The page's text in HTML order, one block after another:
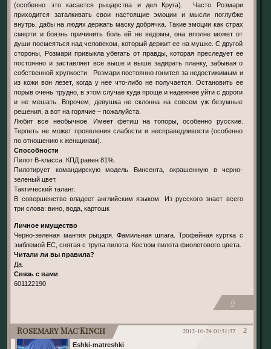
(особенно это касается рыцарства и дел Круга). Часто Розмари
приходится заталкивать свои настоящие эмоции и мысли поглубже
внутрь, дабы на людях держать маску добрячка. Такие эмоции как страх
смерти и боязнь причинить боль ей не ведомы, она вполне может от
души посмеяться над человеком, который держит ее на мушке. С другой
стороны, Розмари привыкла убегать от правды, которая преследует ее
постоянно и заставляет все выше и выше задирать планку, забывая о
собственной хрупкости. Розмари постоянно гонится за недостижимым и
из кожи вон лезет, когда у нее что-либо не получается. Остановить ее
порыв очень трудно, в этом случае куда проще и надежнее уйти с дороги
и не мешать. Впрочем, девушка не склонна на совсем уж безумные
решения, а вот на горячие – пожалуйста.
Любит все необычное. Имеет фетиш на топоры, особенно русские.
Терпеть не может проявления слабости и несправедливости (особенно
по отношению к женщинам).
Способности
Пилот B-класса. КПД равен 81%.
Пилотирует командирскую модель Винсента, окрашенную в черно-
зеленый цвет.
Тактический талант.
В совершенстве владеет английским языком. Из русского знает всего
три слова: вино, вода, картошк
Личное имущество
Черно-зеленая мантия рыцаря. Фамильная шпага. Трофейная куртка с
эмблемой ЕС, снятая с трупа пилота. Костюм пилота фиолетового цвета.
Читали ли вы правила?
Да.
Связь с вами
601122190
0
2
2012-10-24 01:31:37
Rosemary Mac'Kinch
Eshki-matreshki